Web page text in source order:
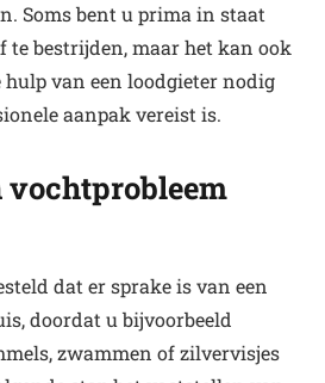
Soms bent u prima in staat
te bestrijden, maar het kan ook
van een loodgieter nodig
aanpak vereist is.
vochtprobleem
dat er sprake is van een
doordat u bijvoorbeeld
zwammen of zilvervisjes